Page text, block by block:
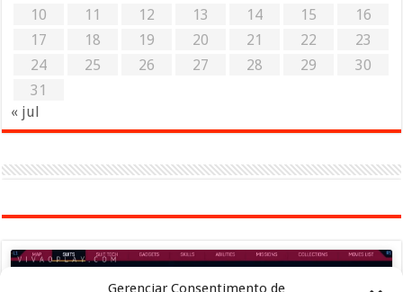
Gerenciar Consentimento de
10
11 12 13 14 15
16
17
18 19 20 21 22
23
24
25 26 27 28 29
30
31
« jul